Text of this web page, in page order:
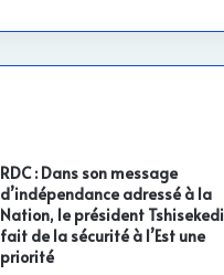
RDC : Dans son message
d’indépendance adressé à la
Nation, le président Tshisekedi
fait de la sécurité à l’Est une
priorité